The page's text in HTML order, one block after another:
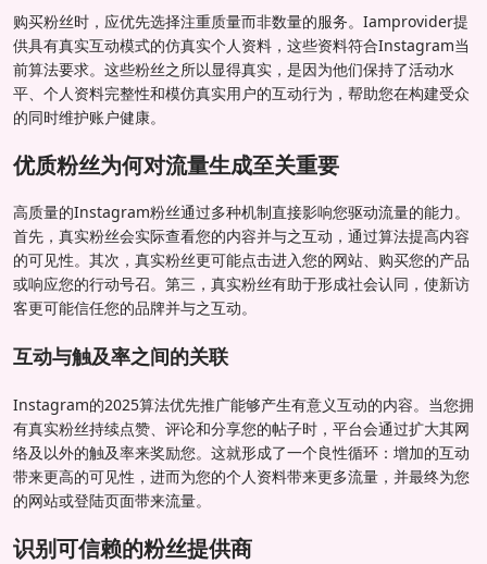
购买粉丝时，应优先选择注重质量而非数量的服务。Iamprovider提
供具有真实互动模式的仿真实个人资料，这些资料符合Instagram当
前算法要求。这些粉丝之所以显得真实，是因为他们保持了活动水
平、个人资料完整性和模仿真实用户的互动行为，帮助您在构建受众
的同时维护账户健康。
优质粉丝为何对流量生成至关重要
高质量的Instagram粉丝通过多种机制直接影响您驱动流量的能力。
首先，真实粉丝会实际查看您的内容并与之互动，通过算法提高内容
的可见性。其次，真实粉丝更可能点击进入您的网站、购买您的产品
或响应您的行动号召。第三，真实粉丝有助于形成社会认同，使新访
客更可能信任您的品牌并与之互动。
互动与触及率之间的关联
Instagram的2025算法优先推广能够产生有意义互动的内容。当您拥
有真实粉丝持续点赞、评论和分享您的帖子时，平台会通过扩大其网
络及以外的触及率来奖励您。这就形成了一个良性循环：增加的互动
带来更高的可见性，进而为您的个人资料带来更多流量，并最终为您
的网站或登陆页面带来流量。
识别可信赖的粉丝提供商